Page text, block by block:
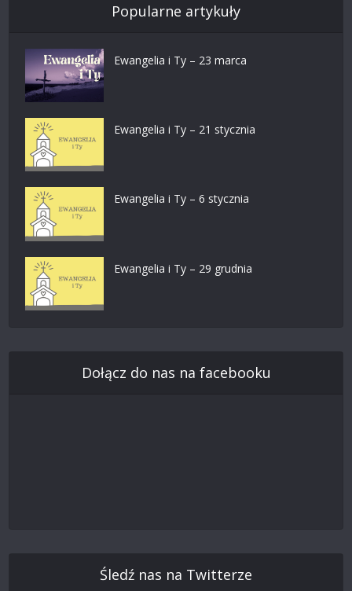
Popularne artykuły
Ewangelia i Ty – 23 marca
Ewangelia i Ty – 21 stycznia
Ewangelia i Ty – 6 stycznia
Ewangelia i Ty – 29 grudnia
Dołącz do nas na facebooku
Śledź nas na Twitterze